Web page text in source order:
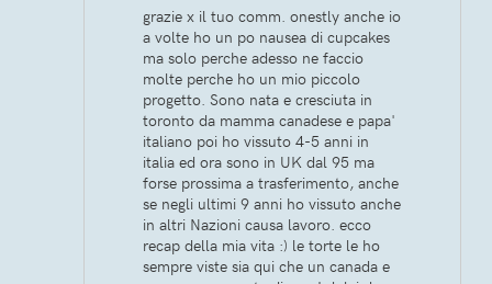
grazie x il tuo comm. onestly anche io
a volte ho un po nausea di cupcakes
ma solo perche adesso ne faccio
molte perche ho un mio piccolo
progetto. Sono nata e cresciuta in
toronto da mamma canadese e papa'
italiano poi ho vissuto 4-5 anni in
italia ed ora sono in UK dal 95 ma
forse prossima a trasferimento, anche
se negli ultimi 9 anni ho vissuto anche
in altri Nazioni causa lavoro. ecco
recap della mia vita :) le torte le ho
sempre viste sia qui che un canada e